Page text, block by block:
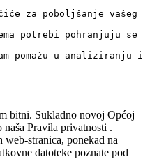
za poboljšanje
potrebi pohranjuju
pomažu u
bitni. Sukladno novoj Općoj
Pravila privatnosti .
stranica, ponekad na
datoteke poznate pod